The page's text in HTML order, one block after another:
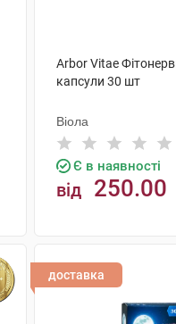
Arbor Vitae
капсули 30 шт
Віола
Є в наявності
від 250.00
доставка